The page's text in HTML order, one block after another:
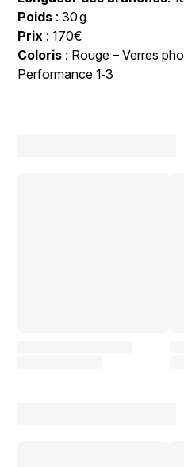
Poids : 30 g
Prix : 170€
Coloris : Rouge – Verres
Performance 1‑3